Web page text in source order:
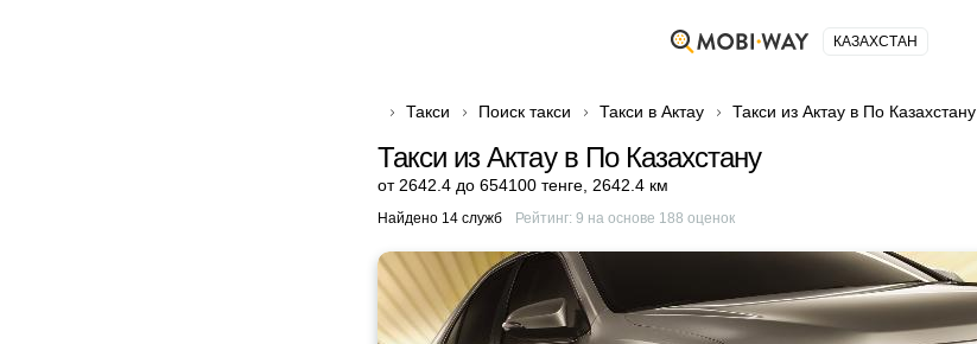
КАЗАХСТАН
Такси Поиск такси Такси в Актау Такси из Актау в По Казахстану
Такси из Актау в По Казахстану
от 2642.4 до 654100 тенге 2642.4 км
Найдено 14 служб Рейтинг: 9 на основе 188 оценок